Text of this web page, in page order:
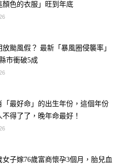
同
顏色的衣服」旺到年底
放颱風假？ 最新「暴風圈侵襲率」
市衝破5成
「最好命」的出生年份，這個年份
不得了了，晚年命最好！
女子嫁76歲富商懷孕3個月，胎兒血